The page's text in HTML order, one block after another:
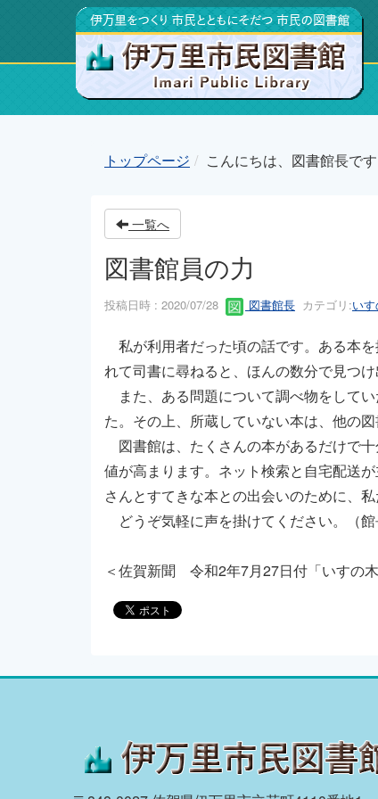
トップページ こんにちは、図書館長です
一覧へ
図書館員の力
投稿日時 : 2020/07/28 図書館長 カテゴリ:い
私が利用者だった頃の話です。ある本
れて司書に尋ねると、ほんの数分で見つけ
また、ある問題について調べ物をして
た。その上、所蔵していない本は、他の
図書館は、たくさんの本があるだけで
値が高まります。ネット検索と自宅配送
さんとすてきな本との出会いのために、
どうぞ気軽に声を掛けてください。（
＜佐賀新聞 令和2年7月27日付「いすの